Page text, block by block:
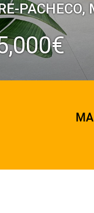
PACHECO,